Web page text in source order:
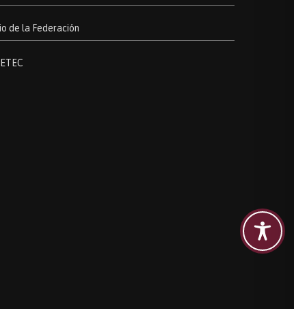
de la Federación